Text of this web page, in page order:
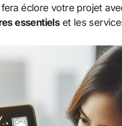
éclore votre projet
essentielset les